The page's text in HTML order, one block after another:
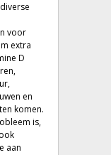
voor
extra
D
en
komen.
is,
aan